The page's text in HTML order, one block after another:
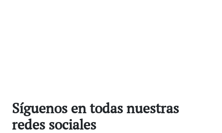
Síguenos en todas nuestras
redes sociales